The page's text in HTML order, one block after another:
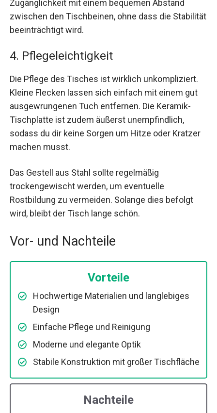
Zugänglichkeit mit einem bequemen Abstand
zwischen den Tischbeinen, ohne dass die Stabilität
beeinträchtigt wird.
4. Pflegeleichtigkeit
Die Pflege des Tisches ist wirklich unkompliziert.
Kleine Flecken lassen sich einfach mit einem gut
ausgewrungenen Tuch entfernen. Die Keramik-
Tischplatte ist zudem äußerst unempfindlich,
sodass du dir keine Sorgen um Hitze oder Kratzer
machen musst.
Das Gestell aus Stahl sollte regelmäßig
trockengewischt werden, um eventuelle
Rostbildung zu vermeiden. Solange dies befolgt
wird, bleibt der Tisch lange schön.
Vor- und Nachteile
Vorteile
Hochwertige Materialien und langlebiges
Design
Einfache Pflege und Reinigung
Moderne und elegante Optik
Stabile Konstruktion mit großer Tischfläche
Nachteile